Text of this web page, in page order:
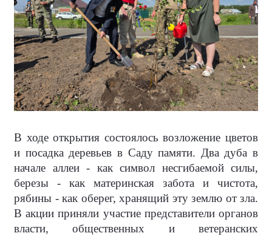
В ходе открытия состоялось возложение цветов
и посадка деревьев в Саду памяти. Два дуба в
начале аллеи - как символ несгибаемой силы,
березы - как материнская забота и чистота,
рябины - как оберег, хранящий эту землю от зла.
В акции приняли участие представители органов
власти, общественных и ветеранских